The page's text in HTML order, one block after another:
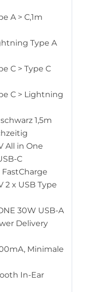
A > C,1m
Type A
C > Type C
C > Lightning
1,5m
All in One
C
2 x USB Type
30W USB-A
Delivery
Minimale
In-Ear